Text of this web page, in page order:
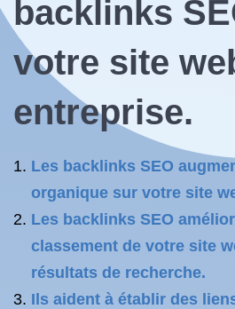
backlinks
votre site
entreprise.
Les backlinks SEO
organique sur votre site
Les backlinks SEO
classement de votre site
résultats de recherche.
Ils aident à établir des